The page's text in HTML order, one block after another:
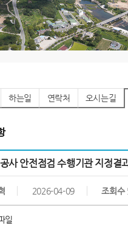
하는일 연락처 오시는길
사 안전점검 수행기관 지정
2026-04-09 조회수
일